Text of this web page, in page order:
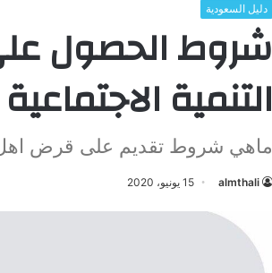
دليل السعودية
شروط الحصول
التنمية الاجتماعية
ماهي شروط تقديم على قرض اهل
almthali 15 يونيو، 2020